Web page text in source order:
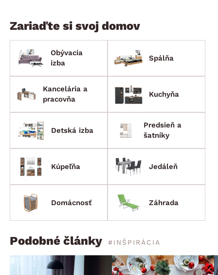
Zariaďte si svoj domov
Obývacia
izba
Spálňa
Kancelária a
pracovňa
Kuchyňa
Detská izba
Predsieň a
šatníky
Kúpeľňa Jedáleň
Domácnosť Záhrada
Podobné články #INŠPIRÁCIA